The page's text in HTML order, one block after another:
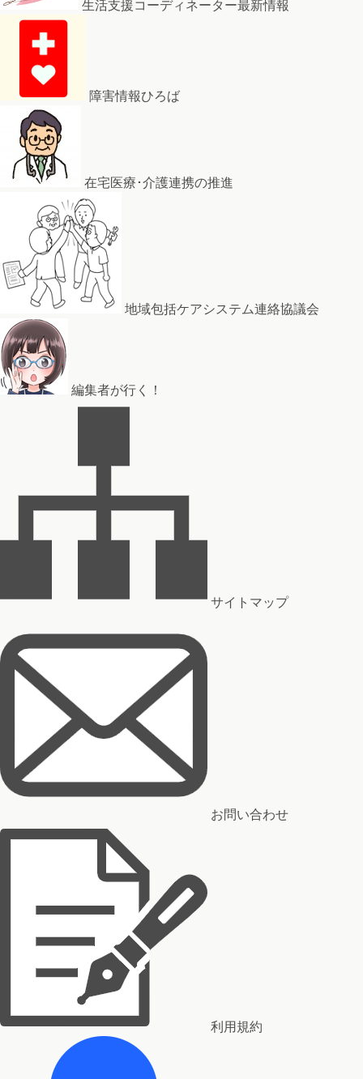
生活支援コーディネーター最新情報
障害情報ひろば
在宅医療･介護連携の推進
地域包括ケアシステム連絡協議会
編集者が行く！
サイトマップ
お問い合わせ
利用規約